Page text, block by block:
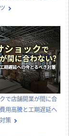
で店舗開業が間に合
用高騰と工期遅延へ
策